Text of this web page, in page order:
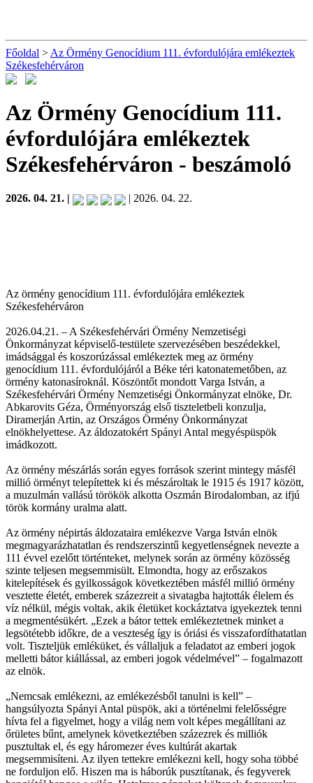
Főoldal > Az Örmény Genocídium 111. évfordulójára emlékeztek
Székesfehérváron
Az Örmény Genocídium 111.
évfordulójára emlékeztek
Székesfehérváron - beszámoló
2026. 04. 21. | | 2026. 04. 22.
Az örmény genocídium 111. évfordulójára emlékeztek
Székesfehérváron
2026.04.21. – A Székesfehérvári Örmény Nemzetiségi
Önkormányzat képviselő-testülete szervezésében beszédekkel,
imádsággal és koszorúzással emlékeztek meg az örmény
genocídium 111. évfordulójáról a Béke téri katonatemetőben, az
örmény katonasíroknál. Köszöntőt mondott Varga István, a
Székesfehérvári Örmény Nemzetiségi Önkormányzat elnöke, Dr.
Abkarovits Géza, Örményország első tiszteletbeli konzulja,
Diramerján Artin, az Országos Örmény Önkormányzat
elnökhelyettese. Az áldozatokért Spányi Antal megyéspüspök
imádkozott.
Az örmény mészárlás során egyes források szerint mintegy másfél
millió örményt telepítettek ki és mészároltak le 1915 és 1917 között,
a muzulmán vallású törökök alkotta Oszmán Birodalomban, az ifjú
török kormány uralma alatt.
Az örmény népirtás áldozataira emlékezve Varga István elnök
megmagyarázhatatlan és rendszerszintű kegyetlenségnek nevezte a
111 évvel ezelőtt történteket, melynek során az örmény közösség
szinte teljesen megsemmisült. Elmondta, hogy az erőszakos
kitelepítések és gyilkosságok következtében másfél millió örmény
vesztette életét, emberek százezreit a sivatagba hajtották élelem és
víz nélkül, mégis voltak, akik életüket kockáztatva igyekeztek tenni
a megmentésükért. „Ezek a bátor tettek emlékeztetnek minket a
legsötétebb időkre, de a veszteség így is óriási és visszafordíthatatlan
volt. Tiszteljük emléküket, és vállaljuk a feladatot az emberi jogok
melletti bátor kiállással, az emberi jogok védelmével” – fogalmazott
az elnök.
„Nemcsak emlékezni, az emlékezésből tanulni is kell” –
hangsúlyozta Spányi Antal püspök, aki a történelmi felelősségre
hívta fel a figyelmet, hogy a világ nem volt képes megállítani az
őrületes bűnt, amelynek következtében százezrek és milliók
pusztultak el, és egy háromezer éves kultúrát akartak
megsemmisíteni. Az ilyen tettekre emlékezni kell, hogy soha többé
ne forduljon elő. Hiszen ma is háborúk pusztítanak, és fegyverek